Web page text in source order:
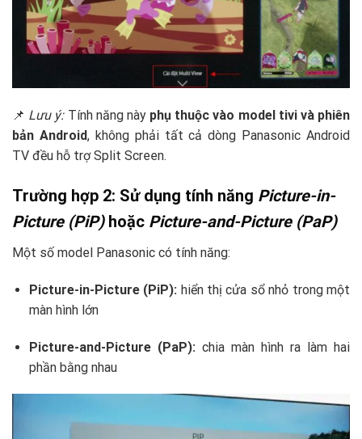
📌 Lưu ý:Tính năng này phụ thuộc vào model tivi và phiên
bản Android, không phải tất cả dòng Panasonic Android
TV đều hỗ trợ Split Screen.
Trường hợp 2: Sử dụng tính năng Picture-in-
Picture (PiP)hoặc Picture-and-Picture (PaP)
Một số model Panasonic có tính năng:
Picture-in-Picture (PiP): hiển thị cửa sổ nhỏ trong một
màn hình lớn
Picture-and-Picture (PaP): chia màn hình ra làm hai
phần bằng nhau